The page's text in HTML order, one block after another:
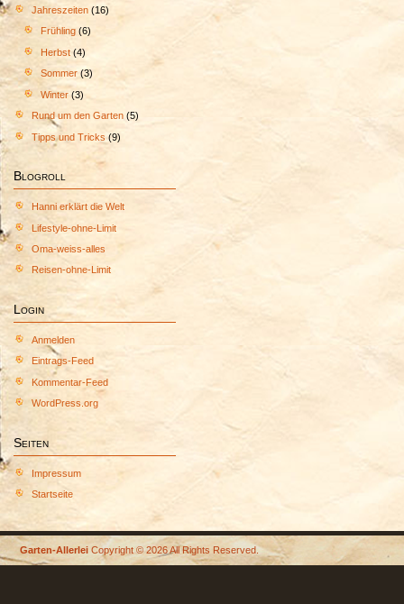
Jahreszeiten (16)
Frühling (6)
Herbst (4)
Sommer(3)
Winter (3)
Rund um den Garten (5)
Tipps und Tricks(9)
Blogroll
Hanni erklärt die Welt
Lifestyle-ohne-Limit
Oma-weiss-alles
Reisen-ohne-Limit
Login
Anmelden
Eintrags-Feed
Kommentar-Feed
WordPress.org
Seiten
Impressum
Startseite
Garten-Allerlei Copyright © 2026 All Rights Reserved.